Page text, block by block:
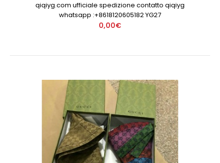
qiqiyg.com ufficiale spedizione contatto qiqiyg
whatsapp :+8618120605182 YG27
0,00€